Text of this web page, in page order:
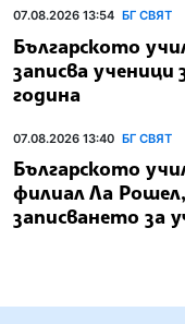
07.08.2026 13:54 БГ СВЯТ
Българското
записва ученици
година
07.08.2026 13:40 БГ СВЯТ
Българското
филиал Ла
записването за